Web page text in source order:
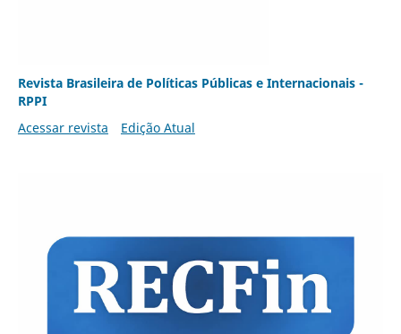
Revista Brasileira de Políticas Públicas e Internacionais -
RPPI
Acessar revista
Edição Atual